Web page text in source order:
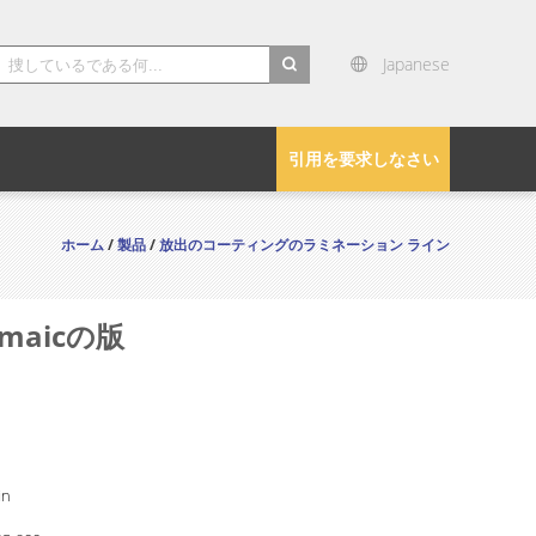
Japanese
引用を要求しなさい
ホーム/製品/放出のコーティングのラミネーション ライン
の版